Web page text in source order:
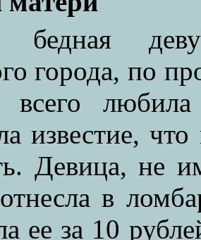
бедная
города, по
всего
известие,
Девица, не
в
ее за 10